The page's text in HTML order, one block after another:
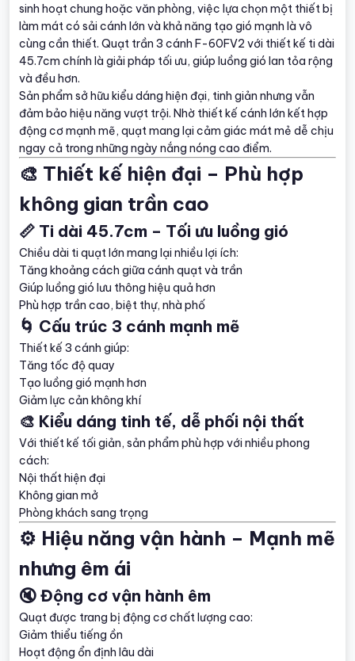
sinh hoạt chung hoặc văn phòng, việc lựa chọn một thiết bị
làm mát có sải cánh lớn và khả năng tạo gió mạnh là vô
cùng cần thiết. Quạt trần 3 cánh F-60FV2 với thiết kế ti dài
45.7cm chính là giải pháp tối ưu, giúp luồng gió lan tỏa rộng
và đều hơn.
Sản phẩm sở hữu kiểu dáng hiện đại, tinh giản nhưng vẫn
đảm bảo hiệu năng vượt trội. Nhờ thiết kế cánh lớn kết hợp
động cơ mạnh mẽ, quạt mang lại cảm giác mát mẻ dễ chịu
ngay cả trong những ngày nắng nóng cao điểm.
🎨 Thiết kế hiện đại – Phù hợp
không gian trần cao
📏 Ti dài 45.7cm – Tối ưu luồng gió
Chiều dài ti quạt lớn mang lại nhiều lợi ích:
Tăng khoảng cách giữa cánh quạt và trần
Giúp luồng gió lưu thông hiệu quả hơn
Phù hợp trần cao, biệt thự, nhà phố
🌀 Cấu trúc 3 cánh mạnh mẽ
Thiết kế 3 cánh giúp:
Tăng tốc độ quay
Tạo luồng gió mạnh hơn
Giảm lực cản không khí
🎨 Kiểu dáng tinh tế, dễ phối nội thất
Với thiết kế tối giản, sản phẩm phù hợp với nhiều phong
cách:
Nội thất hiện đại
Không gian mở
Phòng khách sang trọng
⚙️ Hiệu năng vận hành – Mạnh mẽ
nhưng êm ái
🔇 Động cơ vận hành êm
Quạt được trang bị động cơ chất lượng cao:
Giảm thiểu tiếng ồn
Hoạt động ổn định lâu dài